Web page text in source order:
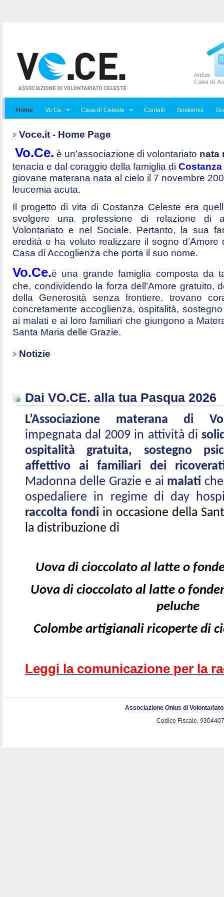
Home Vo.Ce Casa di Celeste Contatti Sostienici
Voce.it - Home Page
Vo.Ce. è un’associazione di volontariato nata
tenacia e dal coraggio della famiglia di
giovane materana nata al cielo il 7 novembre
leucemia acuta.
Il progetto di vita di Costanza Celeste era
svolgere una professione di relazione di
Volontariato e nel Sociale. Pertanto, la sua
eredità e ha voluto realizzare il sogno
Casa di Accoglienza che porta il suo nome.
Vo.Ce.è una grande famiglia composta da
che, condividendo la forza dell’Amore gratuito,
della Generosità senza frontiere, trovano
concretamente accoglienza, ospitalità,
ai malati e ai loro familiari che giungono a
Santa Maria delle Grazie.
Notizie
Dai VO.CE. alla tua Pasqua 2026
L’Associazione materana di
impegnata dal 2009 in attività di
ospitalità gratuita, sostegno
affettivo ai familiari dei
Madonna delle Grazie e ai malati
ospedaliere in regime di day
raccolta fondi in occasione della
la distribuzione di
Uova di cioccolato al latte o
Uova di cioccolato al latte o
peluche
Colombe artigianali ricoperte di
Leggi la comunicazione per la
Associazione Onlus di
Codice Fiscale.